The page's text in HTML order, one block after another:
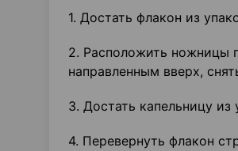
1. Достать флакон из
2. Расположить ножницы
направленным вверх,
3. Достать капельницу
4. Перевернуть флакон